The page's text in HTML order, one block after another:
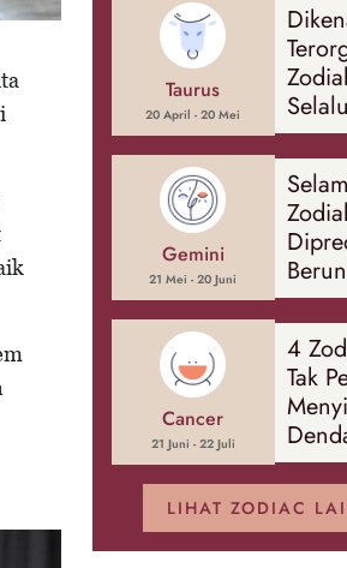
Taurus
20 April - 20 Mei
Gemini
21 Mei - 20 Juni
Cancer
21 Juni - 22 Juli
4
Tak
LIHAT ZODIAC